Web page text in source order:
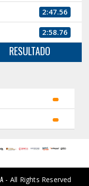
2:47.56
2:58.76
RESULTADO
- All Rights Reserved